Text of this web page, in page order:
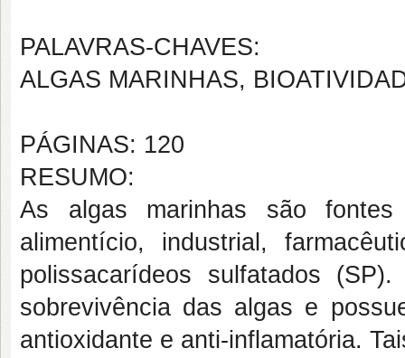
PALAVRAS-CHAVES:
ALGAS MARINHAS,
PÁGINAS: 120
RESUMO:
As algas marinhas são
alimentício, industrial,
polissacarídeos sulfatados
sobrevivência das algas e
antioxidante e anti-inflamatória.